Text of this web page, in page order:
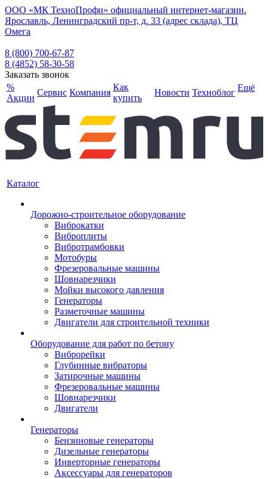
ООО «МК ТехноПрофи» официальный интернет-магазин.
Ярославль, Ленинградский пр-т, д. 33 (адрес склада), ТЦ
Омега
8 (800) 700-67-87
8 (4852) 58-30-58
Заказать звонок
%
Акции
Сервис Компания
Как
купить
Новости Техноблог Ещё
Каталог
Дорожно-строительное оборудование
Виброкатки
Виброплиты
Вибротрамбовки
Мотобуры
Фрезеровальные машины
Шовнарезчики
Мойки высокого давления
Генераторы
Разметочные машины
Двигатели для строительной техники
Оборудование для работ по бетону
Виброрейки
Глубинные вибраторы
Затирочные машины
Фрезеровальные машины
Шовнарезчики
Двигатели
Генераторы
Бензиновые генераторы
Дизельные генераторы
Инверторные генераторы
Аксессуары для генераторов